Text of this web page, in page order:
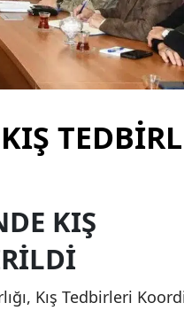
Denizli
Diyarbakır
Elazığ
KIŞ
KIŞ
Kış Tedbirleri